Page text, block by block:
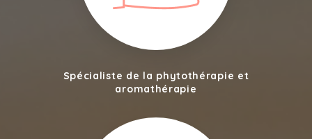
Spécialiste de la phytothérapie et
aromathérapie